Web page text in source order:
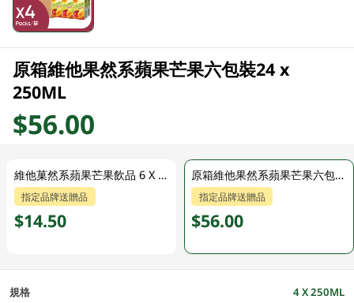
原箱維他果然系蘋果芒果六包裝24 x
250ML
$56.00
維他菓然系蘋果芒果飲品 6 X 250ML
指定品牌送贈品
$14.50
原箱維他果然系蘋果芒果六包裝24 x 250ML
指定品牌送贈品
$56.00
規格 4 X 250ML